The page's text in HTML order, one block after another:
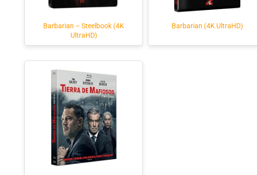
Barbarian – Steelbook (4K
UltraHD)
Barbarian (4K UltraHD)